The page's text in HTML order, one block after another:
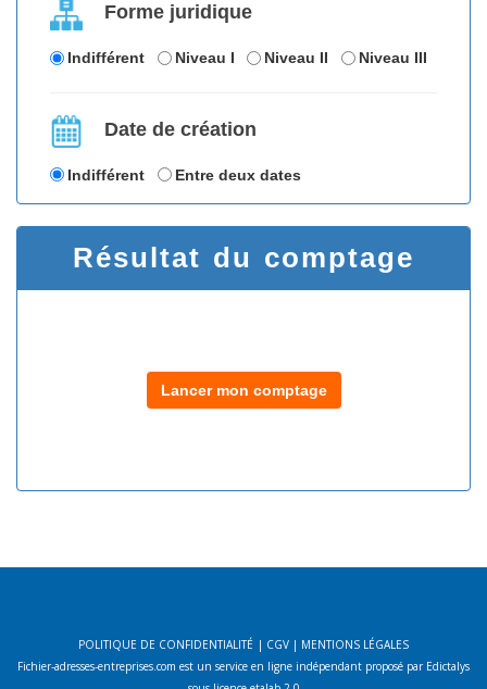
Forme juridique
Indifférent Niveau I Niveau II Niveau III
Date de création
Indifférent Entre deux dates
Résultat du comptage
Lancer mon comptage
POLITIQUE DE CONFIDENTIALITÉ | CGV | MENTIONS LÉGALES
Fichier-adresses-entreprises.com est un service en ligne indépendant proposé par Edictalys